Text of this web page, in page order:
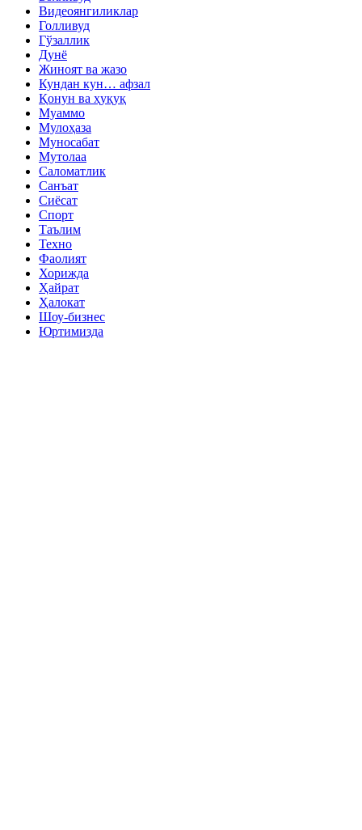
Видеоянгиликлар
Голливуд
Гўзаллик
Дунё
Жиноят ва жазо
Кундан кун… афзал
Қонун ва ҳуқуқ
Муаммо
Мулоҳаза
Муносабат
Мутолаа
Саломатлик
Санъат
Сиёсат
Спорт
Таълим
Техно
Фаолият
Хорижда
Ҳайрат
Ҳалокат
Шоу-бизнес
Юртимизда